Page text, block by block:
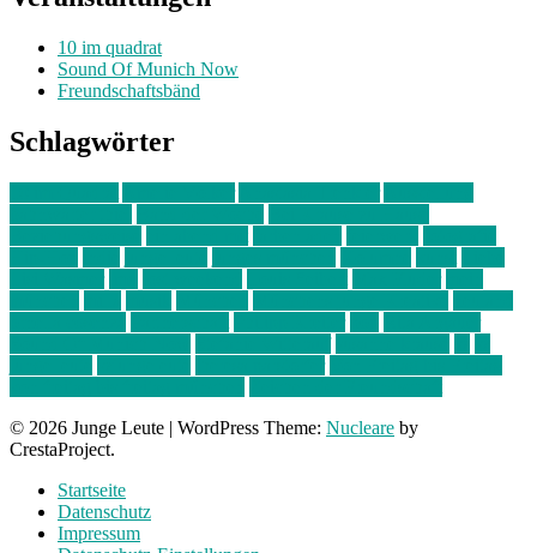
10 im quadrat
Sound Of Munich Now
Freundschaftsbänd
Schlagwörter
© 2026 Junge Leute | WordPress Theme: Nucleare by
CrestaProject.
Startseite
Datenschutz
Impressum